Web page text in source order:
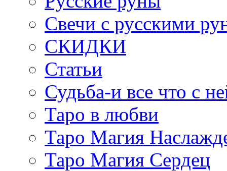
Свечи с русскими
СКИДКИ
Статьи
Судьба-и все что с
Таро в любви
Таро Магия
Таро Магия Сердец